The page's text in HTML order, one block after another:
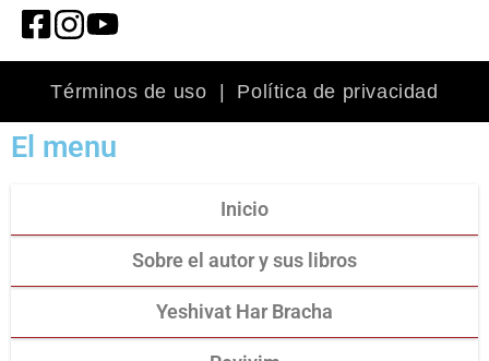
Términos de uso Política de privacidad
El menu
Inicio
Sobre el autor y sus libros
Yeshivat Har Bracha